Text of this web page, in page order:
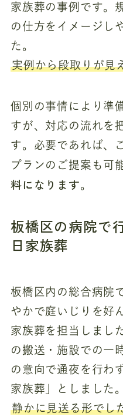
家族葬の事例です。
の仕方をイメージし
た。
実例から段取りが見
個別の事情により準
すが、対応の流れを
す。必要であれば、
プランのご提案も可
料になります。
板橋区の病院で
日家族葬
板橋区内の総合病院
やかで庭いじりを好
家族葬を担当しまし
の搬送・施設での一
の意向で通夜を行わ
家族葬」としました。
静かに見送る形でし